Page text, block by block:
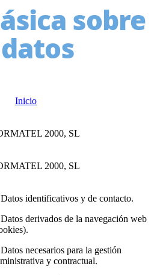
sobre
Inicio
2000, SL
2000, SL
identificativos y de contacto.
derivados de la navegación web
necesarios para la gestión
y contractual.